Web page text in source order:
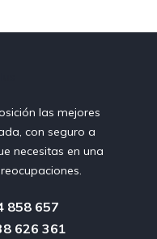
las mejores
con seguro a
necesitas en una
858 657
626 361